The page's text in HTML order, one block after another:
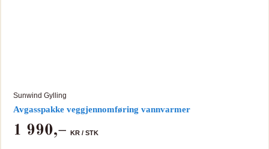
Sunwind Gylling
Avgasspakke veggjennomføring vannvarmer
1 990,– KR / STK